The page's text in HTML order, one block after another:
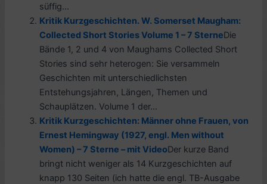
süffig...
Kritik Kurzgeschichten. W. Somerset Maugham:
Collected Short Stories Volume 1 – 7 SterneDie
Bände 1, 2 und 4 von Maughams Collected Short
Stories sind sehr heterogen: Sie versammeln
Geschichten mit unterschiedlichsten
Entstehungsjahren, Längen, Themen und
Schauplätzen. Volume 1 der...
Kritik Kurzgeschichten: Männer ohne Frauen, von
Ernest Hemingway (1927, engl. Men without
Women) – 7 Sterne – mit VideoDer kurze Band
bringt nicht weniger als 14 Kurzgeschichten auf
knapp 130 Seiten (ich hatte die engl. TB-Ausgabe